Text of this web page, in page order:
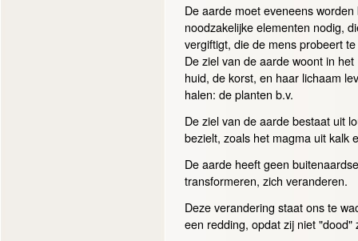
De aarde moet eveneens
noodzakelijke elementen nodig,
vergiftigt, die de mens probeert
De ziel van de aarde woont in
huid, de korst, en haar lichaam
halen: de planten b.v.
De ziel van de aarde bestaat uit
bezielt, zoals het magma uit kalk
De aarde heeft geen
transformeren, zich veranderen.
Deze verandering staat ons te
een redding, opdat zij niet